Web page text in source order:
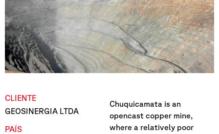
CLIENTE
GEOSINERGIA LTDA
PAÍS
Chuquicamata is an
opencast copper mine,
where a relatively poor